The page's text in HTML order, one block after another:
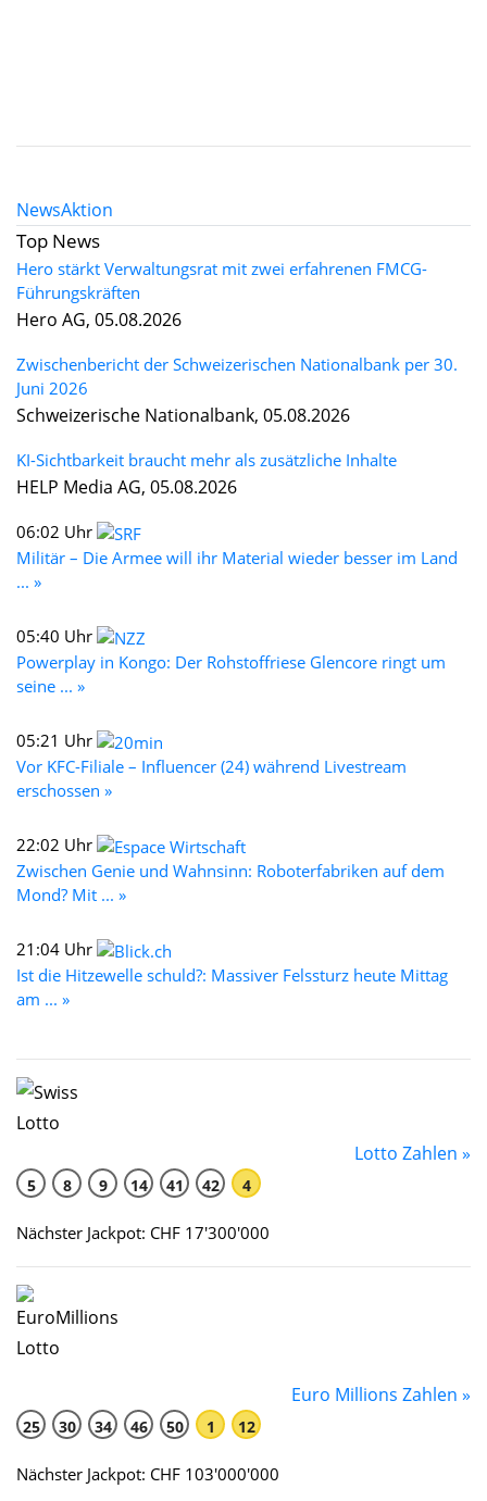
NewsAktion
Top News
Hero stärkt Verwaltungsrat mit zwei erfahrenen FMCG-
Führungskräften
Hero AG, 05.08.2026
Zwischenbericht der Schweizerischen Nationalbank per 30.
Juni 2026
Schweizerische Nationalbank, 05.08.2026
KI-Sichtbarkeit braucht mehr als zusätzliche Inhalte
HELP Media AG, 05.08.2026
06:02 Uhr
Militär – Die Armee will ihr Material wieder besser im Land
... »
05:40 Uhr
Powerplay in Kongo: Der Rohstoffriese Glencore ringt um
seine ... »
05:21 Uhr
Vor KFC-Filiale – Influencer (24) während Livestream
erschossen »
22:02 Uhr
Zwischen Genie und Wahnsinn: Roboterfabriken auf dem
Mond? Mit ... »
21:04 Uhr
Ist die Hitzewelle schuld?: Massiver Felssturz heute Mittag
am ... »
Lotto Zahlen »
5 8 9 14 41 42 4
Nächster Jackpot: CHF 17'300'000
Euro Millions Zahlen »
25 30 34 46 50 1 12
Nächster Jackpot: CHF 103'000'000